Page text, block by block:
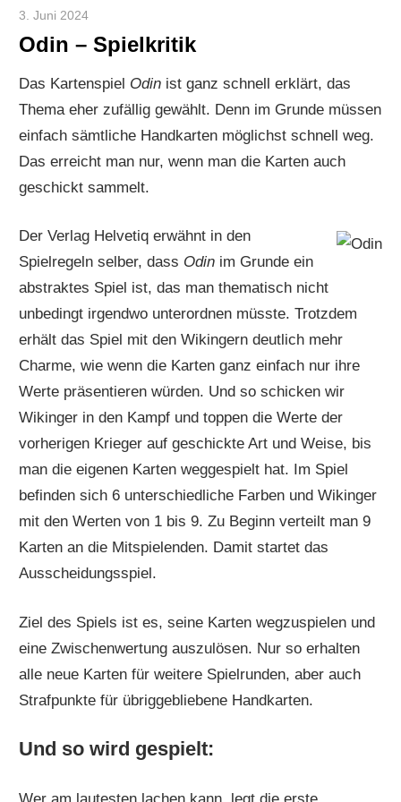
3. Juni 2024
Odin – Spielkritik
Das Kartenspiel Odin ist ganz schnell erklärt, das
Thema eher zufällig gewählt. Denn im Grunde müssen
einfach sämtliche Handkarten möglichst schnell weg.
Das erreicht man nur, wenn man die Karten auch
geschickt sammelt.
Der Verlag Helvetiq erwähnt in den
Spielregeln selber, dass Odin im Grunde ein
abstraktes Spiel ist, das man thematisch nicht
unbedingt irgendwo unterordnen müsste. Trotzdem
erhält das Spiel mit den Wikingern deutlich mehr
Charme, wie wenn die Karten ganz einfach nur ihre
Werte präsentieren würden. Und so schicken wir
Wikinger in den Kampf und toppen die Werte der
vorherigen Krieger auf geschickte Art und Weise, bis
man die eigenen Karten weggespielt hat. Im Spiel
befinden sich 6 unterschiedliche Farben und Wikinger
mit den Werten von 1 bis 9. Zu Beginn verteilt man 9
Karten an die Mitspielenden. Damit startet das
Ausscheidungsspiel.
Ziel des Spiels ist es, seine Karten wegzuspielen und
eine Zwischenwertung auszulösen. Nur so erhalten
alle neue Karten für weitere Spielrunden, aber auch
Strafpunkte für übriggebliebene Handkarten.
Und so wird gespielt: